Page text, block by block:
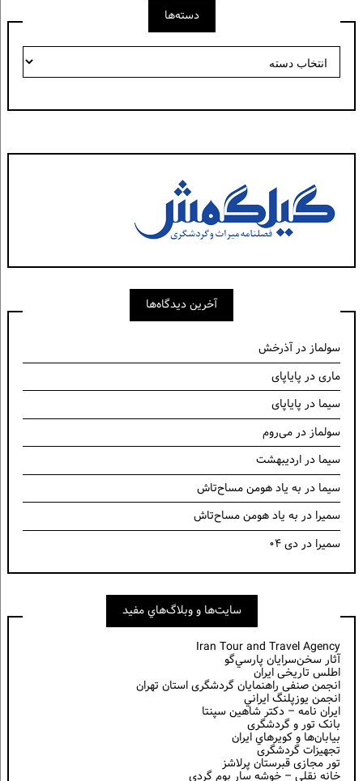
دسته‌ها
دسته‌ها
آخرین دیدگاه‌ها
سولمازدرآذرخش
ماریدر پایاپای
سیما در پایاپای
سولمازدرمی‌روم
سیما دراردیبهشت
سیما در به یاد هومن مساح‌تاش
سمیرا در به یاد هومن مساح‌تاش
سمیرا دردی ۰۴
سايت‌ها و وبلاگ‌هاي مفيد
Iran Tour and Travel Agency
آثار سخن‌سرايان پارسي‌گو
اطلس تاریخی ایران
انجمن صنفی راهنمایان گردشگری استان تهران
انجمن يوزپلنگ ايراني
ایران نامه – دکتر شاهین سپنتا
بانک تور و گردشگری
بيابان‌ها و كويرهاي ايران
تجهیزات گردشگری
تور مجازی قبرستان پرلاشز
خانه نقلی – خوشه سار بوم گردی